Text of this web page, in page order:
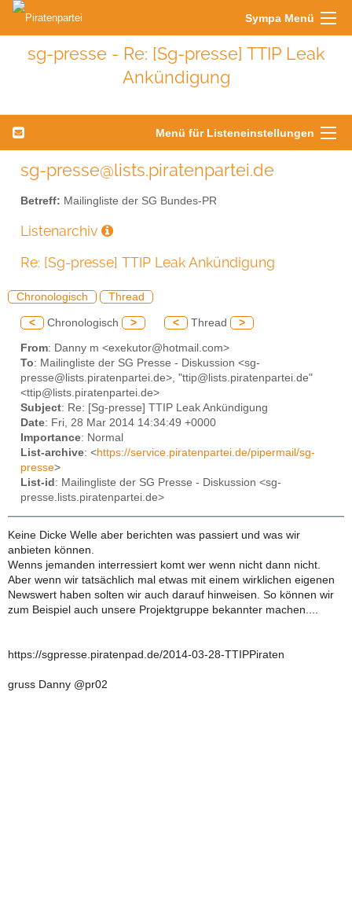
Sympa Menü
sg-presse - Re: [Sg-presse] TTIP Leak
Ankündigung
Menü für Listeneinstellungen
sg-presse@lists.piratenpartei.de
Betreff: Mailingliste der SG Bundes-PR
Listenarchiv
Re: [Sg-presse] TTIP Leak Ankündigung
Chronologisch Thread
< Chronologisch > < Thread >
From: Danny m <exekutor@hotmail.com>
To: Mailingliste der SG Presse - Diskussion <sg-
presse@lists.piratenpartei.de>, "ttip@lists.piratenpartei.de"
<ttip@lists.piratenpartei.de>
Subject: Re: [Sg-presse] TTIP Leak Ankündigung
Date: Fri, 28 Mar 2014 14:34:49 +0000
Importance: Normal
List-archive: <https://service.piratenpartei.de/pipermail/sg-
presse>
List-id : Mailingliste der SG Presse - Diskussion <sg-
presse.lists.piratenpartei.de>
Keine Dicke Welle aber berichten was passiert und was wir
anbieten können.
Wenns jemanden interressiert komt wer wenn nicht dann nicht.
Aber wenn wir tatsächlich mal etwas mit einem wirklichen eigenen
Newswert haben solten wir auch darauf hinweisen. So können wir
zum Beispiel auch unsere Projektgruppe bekannter machen....
https://sgpresse.piratenpad.de/2014-03-28-TTIPPiraten
gruss Danny @pr02